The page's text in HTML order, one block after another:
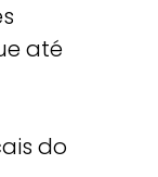
até
do